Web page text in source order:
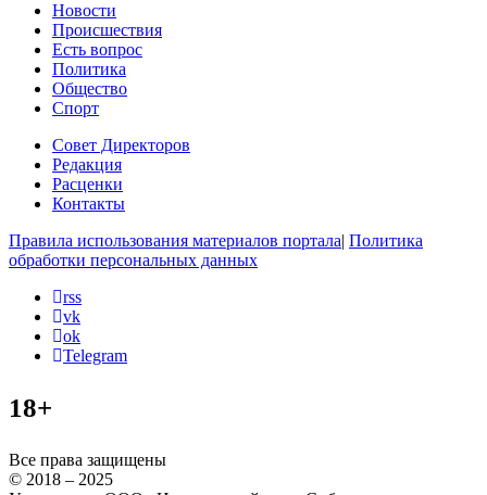
Новости
Происшествия
Есть вопрос
Политика
Общество
Спорт
Совет Директоров
Редакция
Расценки
Контакты
Правила использования материалов портала| Политика
обработки персональных данных
rss
vk
ok
Telegram
18+
Все права защищены
© 2018 – 2025